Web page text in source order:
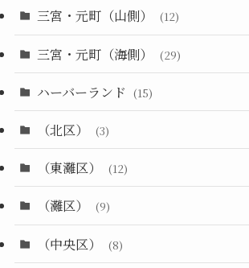
三宮・元町（山側） (12)
三宮・元町（海側） (29)
ハーバーランド (15)
（北区） (3)
（東灘区） (12)
（灘区） (9)
（中央区） (8)